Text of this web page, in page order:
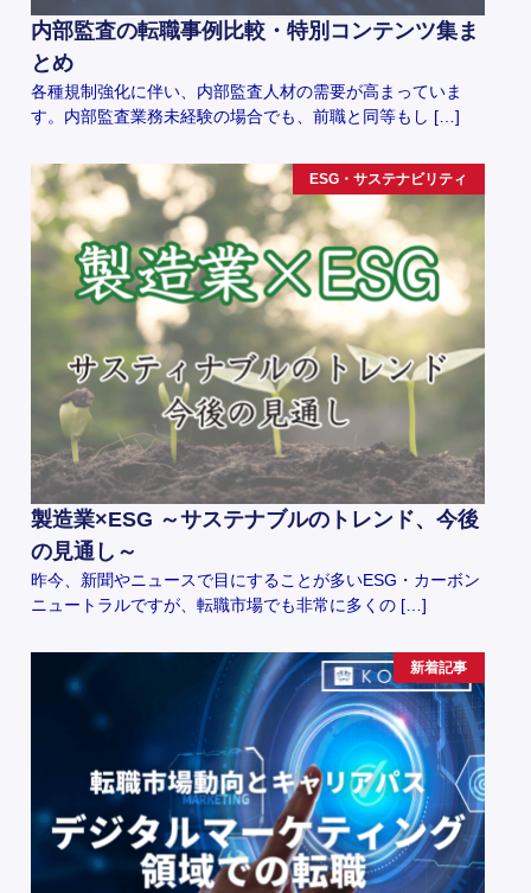
内部監査の転職事例比較・特別コンテンツ集ま
とめ
各種規制強化に伴い、内部監査人材の需要が高まっていま
す。内部監査業務未経験の場合でも、前職と同等もし […]
ESG・サステナビリティ
製造業×ESG ～サステナブルのトレンド、今後
の見通し～
昨今、新聞やニュースで目にすることが多いESG・カーボン
ニュートラルですが、転職市場でも非常に多くの […]
新着記事